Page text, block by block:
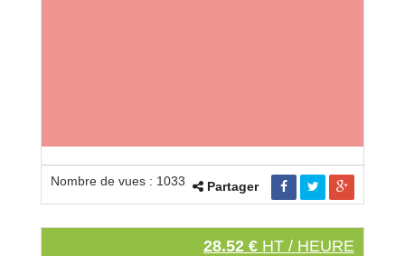
Nombre de vues : 1033 Partager
28.52 € HT / HEURE